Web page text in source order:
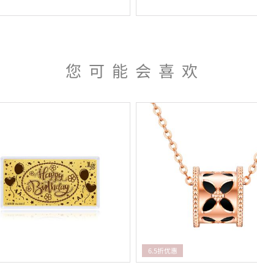
您可能会喜欢
6.5折优惠